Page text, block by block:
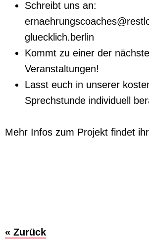
Schreibt uns an:
gluecklich.berlin
Kommt zu einer der
Veranstaltungen!
Lasst euch in unserer
Sprechstunde individuell
Mehr Infos zum Projekt findet ihr
« Zurück